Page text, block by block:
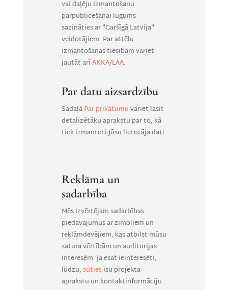
vai daļēju izmantošanu
pārpublicēšanai lūgums
sazināties ar "Garšīgā Latvija"
veidotājiem. Par attēlu
izmantošanas tiesībām variet
jautāt arīAKKA/LAA.
Par datu aizsardzību
SadaļāPar privātumuvariet lasīt
detalizētāku aprakstu par to, kā
tiek izmantoti Jūsu lietotāja dati.
Reklāma un
sadarbība
Mēs izvērtējam sadarbības
piedāvājumus ar zīmoliem un
reklāmdevējiem, kas atbilst mūsu
satura vērtībām un auditorijas
interesēm. Ja esat ieinteresēti,
lūdzu, sūtietīsu projekta
aprakstu un kontaktinformāciju.